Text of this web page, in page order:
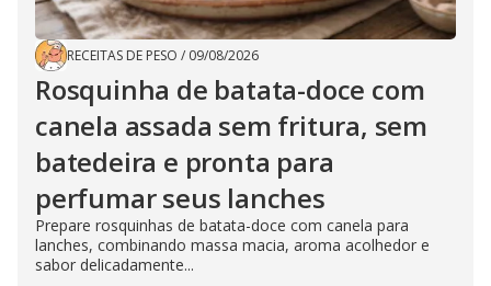
RECEITAS DE PESO / 09/08/2026
Rosquinha de batata-doce com
canela assada sem fritura, sem
batedeira e pronta para
perfumar seus lanches
Prepare rosquinhas de batata-doce com canela para
lanches, combinando massa macia, aroma acolhedor e
sabor delicadamente...